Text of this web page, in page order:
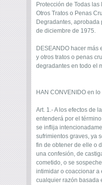
Protección de Todas
Otros Tratos o Penas
Degradantes, aprobada
de diciembre de 1975.
DESEANDO hacer más
y otros tratos o penas
degradantes en todo el
HAN CONVENIDO en
Art. 1.- A los efectos de
entenderá por el
se inflija
sufrimientos graves, ya
fin de obtener de elle o
una confesión, de
cometido, o se
intimidar o coaccionar a
cualquier razón basada